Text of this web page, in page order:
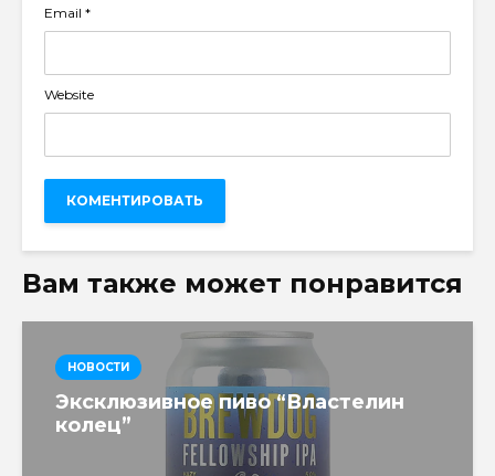
Email *
Website
Вам также может понравится
НОВОСТИ
Эксклюзивное пиво “Властелин
колец”